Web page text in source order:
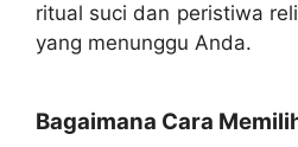
ritual suci dan peristiwa
yang menunggu Anda.
Bagaimana Cara